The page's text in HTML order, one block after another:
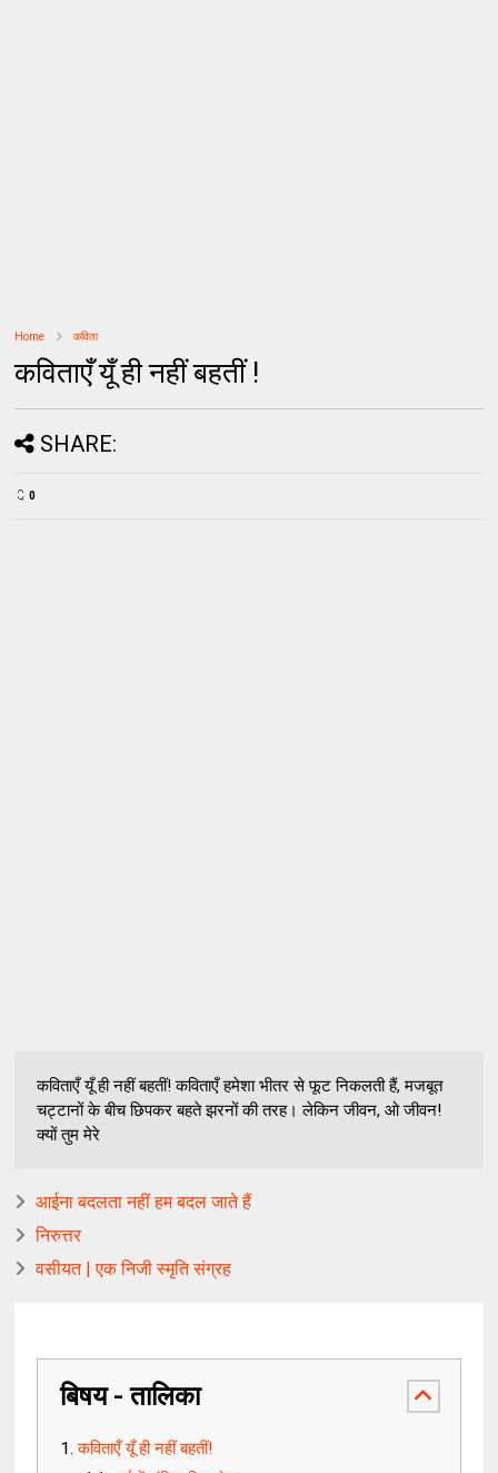
Home कविता
कविताएँ यूँ ही नहीं बहतीं !
SHARE:
0
कविताएँ यूँ ही नहीं बहतीं! कविताएँ हमेशा भीतर से फूट निकलती हैं, मजबूत
चट्टानों के बीच छिपकर बहते झरनों की तरह। लेकिन जीवन, ओ जीवन!
क्यों तुम मेरे
आईना बदलता नहीं हम बदल जाते हैं
निरुत्तर
वसीयत | एक निजी स्मृति संग्रह
बिषय - तालिका
कविताएँ यूँ ही नहीं बहतीं!